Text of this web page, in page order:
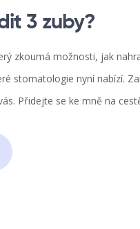
3 zuby?
zkoumá možnosti, jak
stomatologie nyní nabízí.
Přidejte se ke mně na